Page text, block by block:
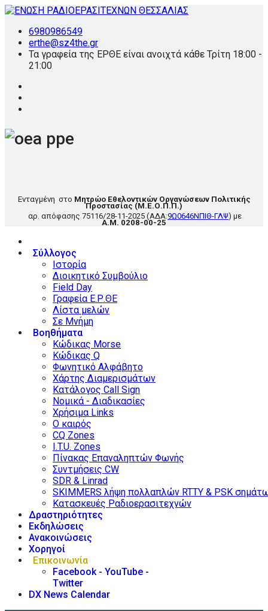
6980986549
erthe@sz4the.gr
Τα γραφεία της ΕΡΘΕ είναι ανοιχτά κάθε Τρίτη 18:00 -
21:00
Ενταγμένη στο Μητρώο Εθελοντικών Οργανώσεων Πολιτικής
Προστασίας (Μ.Ε.Ο.Π.Π.)
αρ. απόφασης 75116/28-11-2025 (ΑΔΑ:9Ω0646ΝΠΙΘ-ΓΛΨ) με
Α.Μ. 0208-00-25
Σύλλογος
Ιστορία
Διοικητικό Συμβούλιο
Field Day
Γραφεία Ε.Ρ.ΘΕ
Λίστα μελών
Σε Μνήμη
Βοηθήματα
Κώδικας Morse
Κώδικας Q
Φωνητικό Αλφάβητο
Χάρτης Διαμερισμάτων
Κατάλογος Call Sign
Νομικά - Διαδικασίες
Χρήσιμα Links
Ο καιρός
CQ Zones
I.T.U. Zones
Πίνακας Επαναληπτών Φωνής
Συντμήσεις CW
SDR & Linrad
SKIMMERS λήψη πολλαπλών RTTY & PSK
Κατασκευές Ραδιοερασιτεχνών
Δραστηριότητες
Εκδηλώσεις
Ανακοινώσεις
Χορηγοί
Επικοινωνία
Facebook - YouTube -
Twitter
DX News Calendar